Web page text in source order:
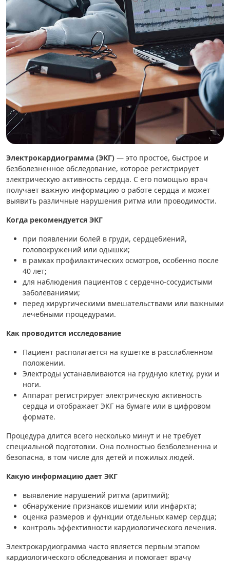
Электрокардиограмма (ЭКГ) — это простое, быстрое и
безболезненное обследование, которое регистрирует
электрическую активность сердца. С его помощью врач
получает важную информацию о работе сердца и может
выявить различные нарушения ритма или проводимости.
Когда рекомендуется ЭКГ
при появлении болей в груди, сердцебиений,
головокружений или одышки;
в рамках профилактических осмотров, особенно после
40 лет;
для наблюдения пациентов с сердечно-сосудистыми
заболеваниями;
перед хирургическими вмешательствами или важными
лечебными процедурами.
Как проводится исследование
Пациент располагается на кушетке в расслабленном
положении.
Электроды устанавливаются на грудную клетку, руки и
ноги.
Аппарат регистрирует электрическую активность
сердца и отображает ЭКГ на бумаге или в цифровом
формате.
Процедура длится всего несколько минут и не требует
специальной подготовки. Она полностью безболезненна и
безопасна, в том числе для детей и пожилых людей.
Какую информацию дает ЭКГ
выявление нарушений ритма (аритмий);
обнаружение признаков ишемии или инфаркта;
оценка размеров и функции отдельных камер сердца;
контроль эффективности кардиологического лечения.
Электрокардиограмма часто является первым этапом
кардиологического обследования и помогает врачу